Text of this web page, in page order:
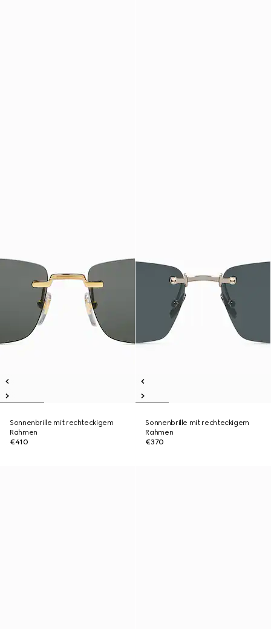
Sonnenbrille mit rechteckigem
Rahmen
€410
Sonnenbrille mit rechteckigem
Rahmen
€370